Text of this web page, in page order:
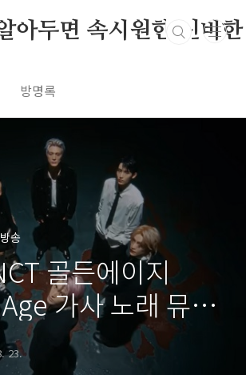
아두면 속시원한 신비한
방명록
송
골든에이지
가사 노래 뮤비
23.